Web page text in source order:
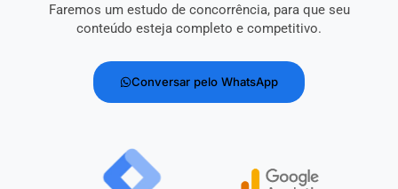
Faremos um estudo de concorrência, para que seu
conteúdo esteja completo e competitivo.
Conversar pelo WhatsApp